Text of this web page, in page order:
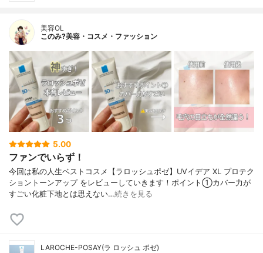
美容OL
このみ?美容・コスメ・ファッション
5.00
ファンでいらず！
今回は私の人生ベストコスメ【ラロッシュポゼ】UVイデア XL プロテク
ショントーンアップ をレビューしていきます！ポイント①カバー力が
すごい化粧下地とは思えない…続きを見る
LAROCHE-POSAY(ラ ロッシュ ポゼ)